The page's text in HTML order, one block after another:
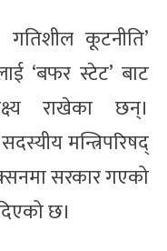
कूटनीति’
‘बफर स्टेट’ बाट
राखेका छन्।
मन्त्रिपरिषद्
सरकार गएको
छ।